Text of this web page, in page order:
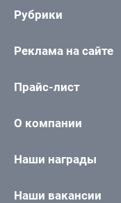
Рубрики
Реклама на сайте
Прайс-лист
О компании
Наши награды
Наши вакансии